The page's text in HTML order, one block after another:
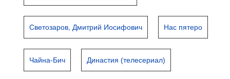
Светозаров, Дмитрий Иосифович Нас пятеро
Чайна-Бич Династия (телесериал)